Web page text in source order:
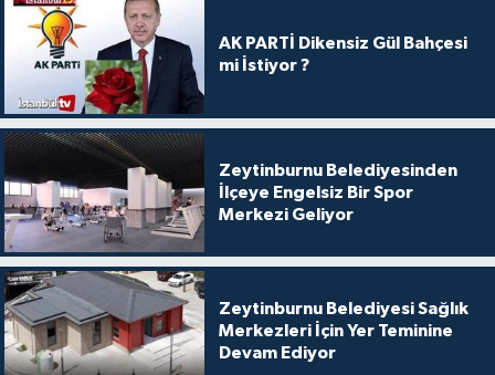
AK PARTİ Dikensiz Gül Bahçesi
mi İstiyor ?
Zeytinburnu Belediyesinden
İlçeye Engelsiz Bir Spor
Merkezi Geliyor
Zeytinburnu Belediyesi Sağlık
Merkezleri İçin Yer Teminine
Devam Ediyor